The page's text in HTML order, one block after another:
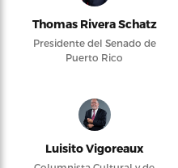
Thomas Rivera Schatz
Presidente del Senado de
Puerto Rico
Luisito Vigoreaux